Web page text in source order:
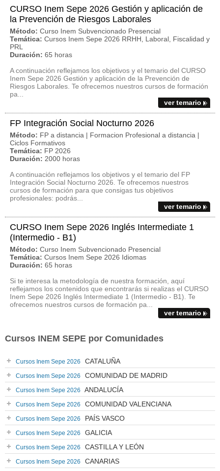
CURSO Inem Sepe 2026 Gestión y aplicación de
la Prevención de Riesgos Laborales
Método: Curso Inem Subvencionado Presencial
Temática: Cursos Inem Sepe 2026 RRHH, Laboral, Fiscalidad y
PRL
Duración: 65 horas
A continuación reflejamos los objetivos y el temario del CURSO
Inem Sepe 2026 Gestión y aplicación de la Prevención de
Riesgos Laborales. Te ofrecemos nuestros cursos de formación
pa...
ver temario
FP Integración Social Nocturno 2026
Método: FP a distancia | Formacion Profesional a distancia |
Ciclos Formativos
Temática: FP 2026
Duración: 2000 horas
A continuación reflejamos los objetivos y el temario del FP
Integración Social Nocturno 2026. Te ofrecemos nuestros
cursos de formación para que consigas tus objetivos
profesionales: podrás...
ver temario
CURSO Inem Sepe 2026 Inglés Intermediate 1
(Intermedio - B1)
Método: Curso Inem Subvencionado Presencial
Temática: Cursos Inem Sepe 2026 Idiomas
Duración: 65 horas
Si te interesa la metodología de nuestra formación, aquí
reflejamos los contenidos que encontrarás si realizas el CURSO
Inem Sepe 2026 Inglés Intermediate 1 (Intermedio - B1). Te
ofrecemos nuestros cursos de formación pa...
ver temario
Cursos INEM SEPE por Comunidades
Cursos Inem Sepe 2026 CATALUÑA
Cursos Inem Sepe 2026 COMUNIDAD DE MADRID
Cursos Inem Sepe 2026 ANDALUCÍA
Cursos Inem Sepe 2026 COMUNIDAD VALENCIANA
Cursos Inem Sepe 2026 PAÍS VASCO
Cursos Inem Sepe 2026 GALICIA
Cursos Inem Sepe 2026 CASTILLA Y LEÓN
Cursos Inem Sepe 2026 CANARIAS